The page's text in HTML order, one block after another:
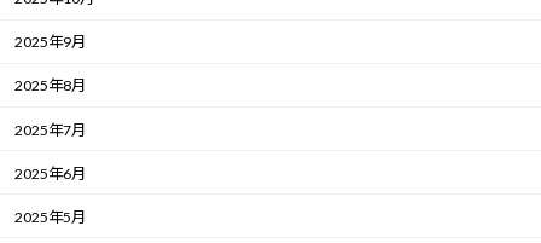
2025年9月
2025年8月
2025年7月
2025年6月
2025年5月